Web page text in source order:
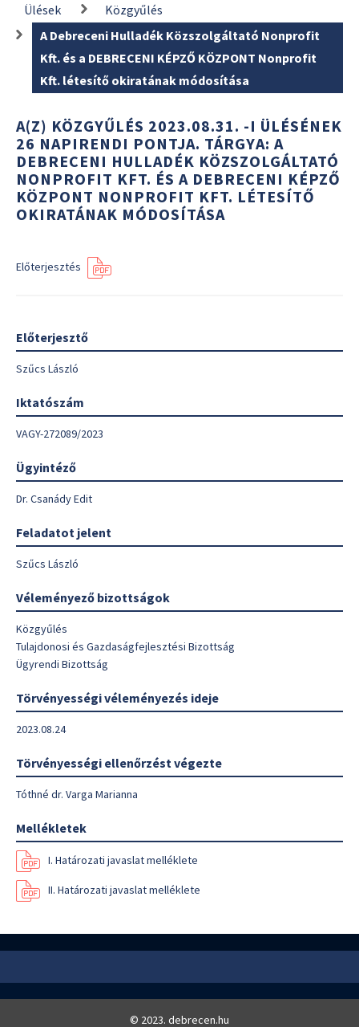
Ülések
Közgyűlés
A Debreceni Hulladék Közszolgáltató Nonprofit
Kft. és a DEBRECENI KÉPZŐ KÖZPONT Nonprofit
Kft. létesítő okiratának módosítása
A(Z) KÖZGYŰLÉS 2023.08.31. -I ÜLÉSÉNEK
26 NAPIRENDI PONTJA. TÁRGYA: A
DEBRECENI HULLADÉK KÖZSZOLGÁLTATÓ
NONPROFIT KFT. ÉS A DEBRECENI KÉPZŐ
KÖZPONT NONPROFIT KFT. LÉTESÍTŐ
OKIRATÁNAK MÓDOSÍTÁSA
Előterjesztés
Előterjesztő
Szűcs László
Iktatószám
VAGY-272089/2023
Ügyintéző
Dr. Csanády Edit
Feladatot jelent
Szűcs László
Véleményező bizottságok
Közgyűlés
Tulajdonosi és Gazdaságfejlesztési Bizottság
Ügyrendi Bizottság
Törvényességi véleményezés ideje
2023.08.24
Törvényességi ellenőrzést végezte
Tóthné dr. Varga Marianna
Mellékletek
I. Határozati javaslat melléklete
II. Határozati javaslat melléklete
© 2023. debrecen.hu